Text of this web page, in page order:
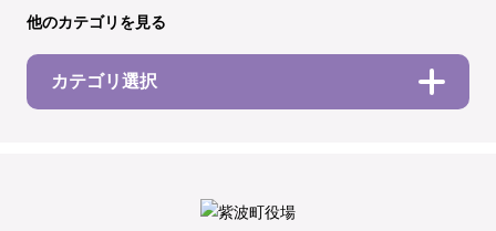
他のカテゴリを見る
カテゴリ選択